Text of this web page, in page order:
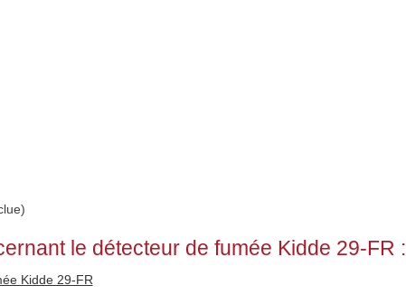
le détecteur de fumée Kidde 29-FR :
Kidde 29-FR